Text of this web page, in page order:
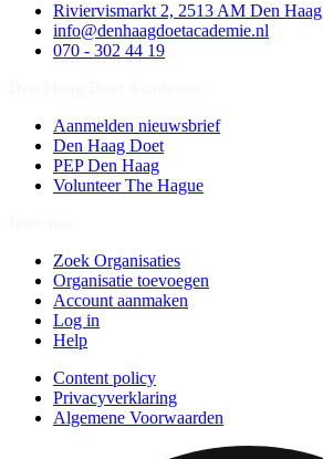
Riviervismarkt 2, 2513 AM Den
info@denhaagdoetacademie.nl
070 - 302 44 19
Aanmelden nieuwsbrief
Den Haag Doet
PEP Den Haag
Volunteer The Hague
Zoek Organisaties
Organisatie toevoegen
Account aanmaken
Log in
Help
Content policy
Privacyverklaring
Algemene Voorwaarden